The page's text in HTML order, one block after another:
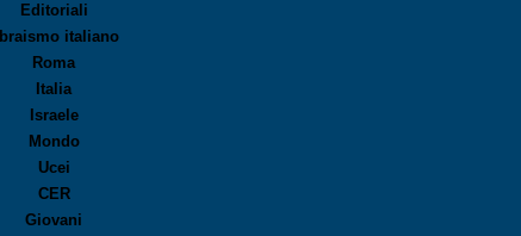
Editoriali
italiano
Roma
Italia
Israele
Mondo
Ucei
CER
Giovani